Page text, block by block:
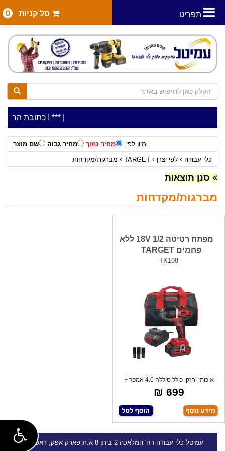
תפריט סל קניות 0
***כתובת החנות: רח' המלאכה 2, ביתן 8 ***כלי עבודה להשכרה בתעריף יומי משתלם ! ***
מיון לפי: מחיר נמוך מחיר גבוה
שם מוצר
כלי עבודה
לפי יצרן TARGET מברגות/מקדחות
סנן תוצאות
מברגות/מקדחות
מפתח רטיטה 1/2 18V ללא
פחמים TARGET
TK108
איכותי וחזק, כולל סוללה 4.0 אמפר +
מטען
699 ₪
עמיטל כלי עבודה רח' המלאכה 2 ביתן 8 א.ת פארק אפק, ראש העין